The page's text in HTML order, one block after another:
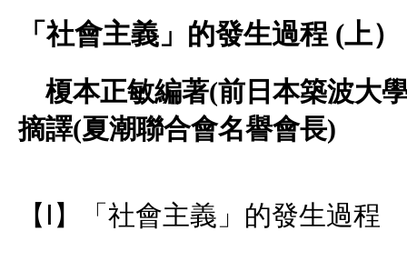
「社會主義」的發生過程 (上）
榎本正敏編著(前日本築波大
摘譯(夏潮聯合會名譽會長)
【Ⅰ】「社會主義」的發生過程